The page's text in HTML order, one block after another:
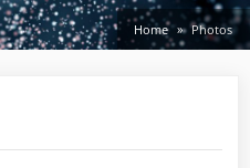
Home Photos